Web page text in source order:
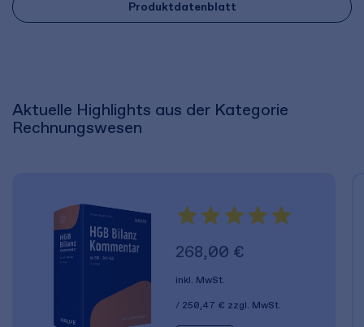
Produktdatenblatt
Aktuelle Highlights aus der Kategorie
Rechnungswesen
268,00 €
inkl. MwSt.
250,47 € zzgl. MwSt.